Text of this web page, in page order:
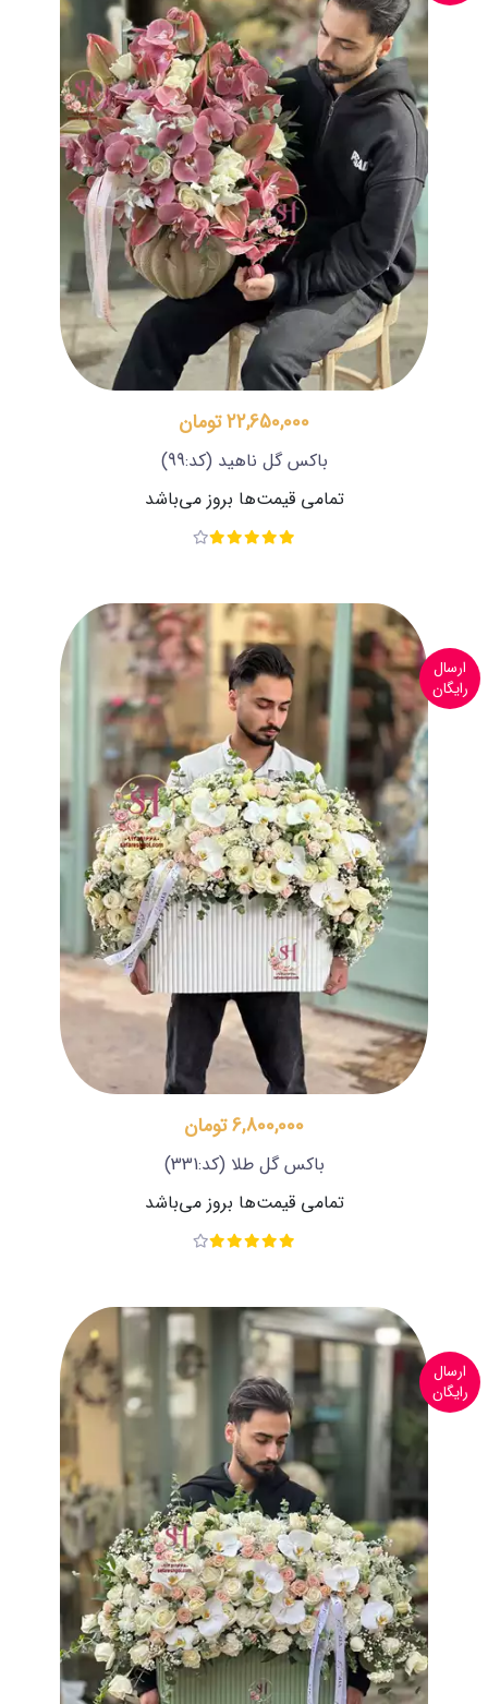
22,650,000 تومان
باکس گل ناهید (کد:99)
تمامی قیمت‌ها بروز می‌باشد
ارسال
رایگان
6,800,000 تومان
باکس گل طلا (کد:331)
تمامی قیمت‌ها بروز می‌باشد
ارسال
رایگان